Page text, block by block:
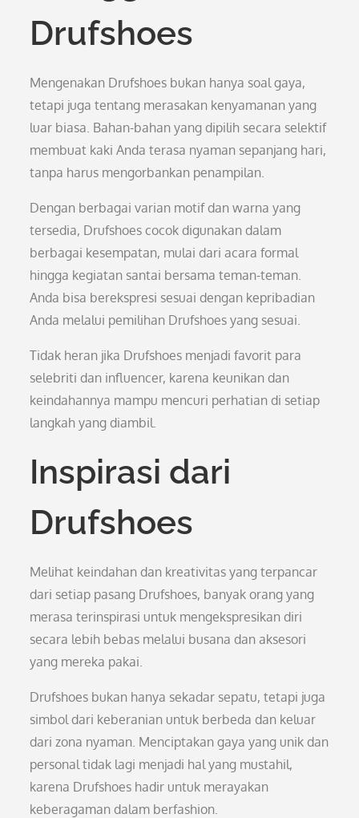
Drufshoes
Mengenakan Drufshoes bukan hanya soal gaya,
tetapi juga tentang merasakan kenyamanan yang
luar biasa. Bahan-bahan yang dipilih secara selektif
membuat kaki Anda terasa nyaman sepanjang hari,
tanpa harus mengorbankan penampilan.
Dengan berbagai varian motif dan warna yang
tersedia, Drufshoes cocok digunakan dalam
berbagai kesempatan, mulai dari acara formal
hingga kegiatan santai bersama teman-teman.
Anda bisa berekspresi sesuai dengan kepribadian
Anda melalui pemilihan Drufshoes yang sesuai.
Tidak heran jika Drufshoes menjadi favorit para
selebriti dan influencer, karena keunikan dan
keindahannya mampu mencuri perhatian di setiap
langkah yang diambil.
Inspirasi dari
Drufshoes
Melihat keindahan dan kreativitas yang terpancar
dari setiap pasang Drufshoes, banyak orang yang
merasa terinspirasi untuk mengekspresikan diri
secara lebih bebas melalui busana dan aksesori
yang mereka pakai.
Drufshoes bukan hanya sekadar sepatu, tetapi juga
simbol dari keberanian untuk berbeda dan keluar
dari zona nyaman. Menciptakan gaya yang unik dan
personal tidak lagi menjadi hal yang mustahil,
karena Drufshoes hadir untuk merayakan
keberagaman dalam berfashion.